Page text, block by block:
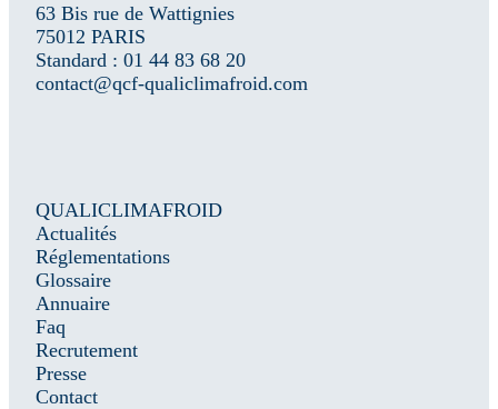
63 Bis rue de Wattignies
75012 PARIS
Standard : 01 44 83 68 20
contact@qcf-qualiclimafroid.com
QUALICLIMAFROID
Actualités
Réglementations
Glossaire
Annuaire
Faq
Recrutement
Presse
Contact